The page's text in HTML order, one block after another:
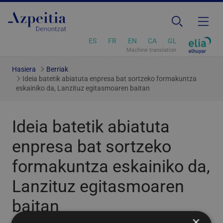
ES FR EN CA GL
Machine translation
Hasiera
Berriak
Ideia batetik abiatuta enpresa bat sortzeko formakuntza
eskainiko da, Lanzituz egitasmoaren baitan
Ideia batetik abiatuta
enpresa bat sortzeko
formakuntza eskainiko da,
Lanzituz egitasmoaren
baitan